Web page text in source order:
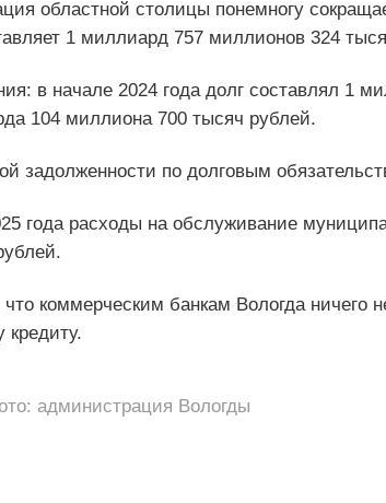
областной столицы понемногу
1 миллиард 757 миллионов 324
в начале 2024 года долг составлял 1
104 миллиона 700 тысяч рублей.
задолженности по долговым
года расходы на обслуживание
что коммерческим банкам Вологда ничего
администрация Вологды